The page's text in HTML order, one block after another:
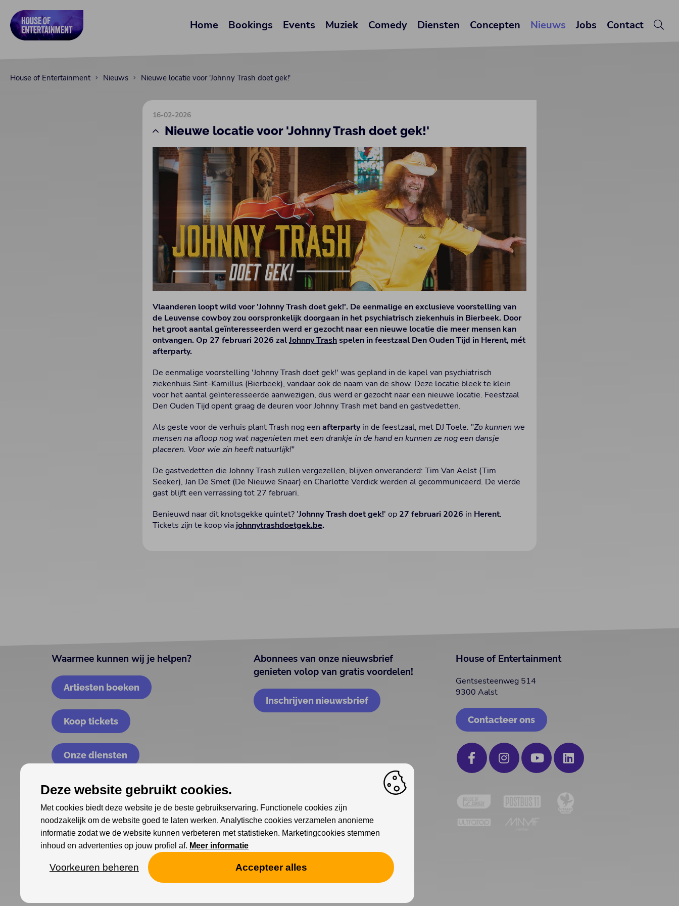
Home Bookings Events Muziek Comedy Diensten Concepten Nieuws Jobs Contact
House of Entertainment Nieuws Nieuwe locatie voor 'Johnny Trash doet gek!'
16-02-2026
Nieuwe locatie voor 'Johnny Trash doet gek!'
Vlaanderen loopt wild voor 'Johnny Trash doet gek!'. De eenmalige en exclusieve voorstelling van
de Leuvense cowboy zou oorspronkelijk doorgaan in het psychiatrisch ziekenhuis in Bierbeek. Door
het groot aantal geïnteresseerden werd er gezocht naar een nieuwe locatie die meer mensen kan
ontvangen. Op 27 februari 2026 zalJohnny Trashspelen in feestzaal Den Ouden Tijd in Herent, mét
afterparty.
De eenmalige voorstelling 'Johnny Trash doet gek!' was gepland in de kapel van psychiatrisch
ziekenhuis Sint-Kamillus (Bierbeek), vandaar ook de naam van de show. Deze locatie bleek te klein
voor het aantal geïnteresseerde aanwezigen, dus werd er gezocht naar een nieuwe locatie. Feestzaal
Den Ouden Tijd opent graag de deuren voor Johnny Trash met band en gastvedetten.
Als geste voor de verhuis plant Trash nog eenafterpartyin de feestzaal, met DJ Toele. "Zo kunnen we
mensen na afloop nog wat nagenieten met een drankje in de hand en kunnen ze nog een dansje
placeren. Voor wie zin heeft natuurlijk!"
De gastvedetten die Johnny Trash zullen vergezellen, blijven onveranderd: Tim Van Aelst (Tim
Seeker), Jan De Smet (De Nieuwe Snaar) en Charlotte Verdick werden al gecommuniceerd. De vierde
gast blijft een verrassing tot 27 februari.
Benieuwd naar dit knotsgekke quintet? 'Johnny Trash doet gek!' op 27 februari 2026 in Herent.
Tickets zijn te koop via johnnytrashdoetgek.be.
Waarmee kunnen wij je helpen?
Artiesten boeken
Koop tickets
Onze diensten
Abonnees van onze nieuwsbrief
genieten volop van gratis voordelen!
Inschrijven nieuwsbrief
House of Entertainment
Gentsesteenweg 514
9300 Aalst
Contacteer ons
Deze website gebruikt cookies.
Met cookies biedt deze website je de beste gebruikservaring. Functionele cookies zijn
noodzakelijk om de website goed te laten werken. Analytische cookies verzamelen anonieme
informatie zodat we de website kunnen verbeteren met statistieken. Marketingcookies stemmen
inhoud en advertenties op jouw profiel af. Meer informatie
Voorkeuren beheren Accepteer alles